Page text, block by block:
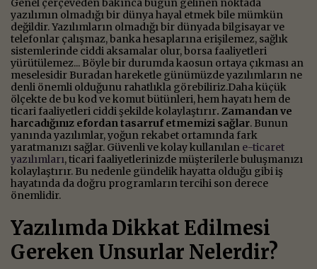
Genel çerçeveden bakınca bugün gelinen noktada
yazılımın olmadığı bir dünya hayal etmek bile mümkün
değildir. Yazılımların olmadığı bir dünyada bilgisayar ve
telefonlar çalışmaz, banka hesaplarına erişilemez, sağlık
sistemlerinde ciddi aksamalar olur, borsa faaliyetleri
yürütülemez... Böyle bir durumda kaosun ortaya çıkması an
meselesidir Buradan hareketle günümüzde yazılımların ne
denli önemli olduğunu rahatlıkla görebiliriz.Daha küçük
ölçekte de bu kod ve komut bütünleri, hem hayatı hem de
ticari faaliyetleri ciddi şekilde kolaylaştırır. Zamandan ve
harcadığınız efordan tasarruf etmemizi sağlar. Bunun
yanında yazılımlar, yoğun rekabet ortamında fark
yaratmanızı sağlar. Güvenli ve kolay kullanılan e-ticaret
yazılımları, ticari faaliyetlerinizde müşterilerle buluşmanızı
kolaylaştırır. Bu nedenle gündelik hayatta olduğu gibi iş
hayatında da doğru programların tercihi son derece
önemlidir.
Yazılımda Dikkat Edilmesi
Gereken Unsurlar Nelerdir?